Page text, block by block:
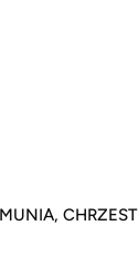
CHRZEST